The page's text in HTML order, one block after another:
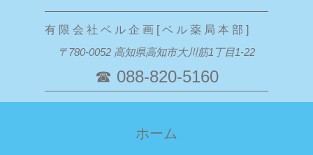
有 限 会 社 ベ ル 企 画 [ ベ ル 薬 局 本 部 ]
〒780-0052 高知県高知市大川筋1丁目1-22
☎ 088-820-5160
ホーム